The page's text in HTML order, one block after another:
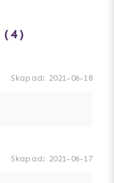
4
Skapad: 2021-06-18
Skapad: 2021-06-17